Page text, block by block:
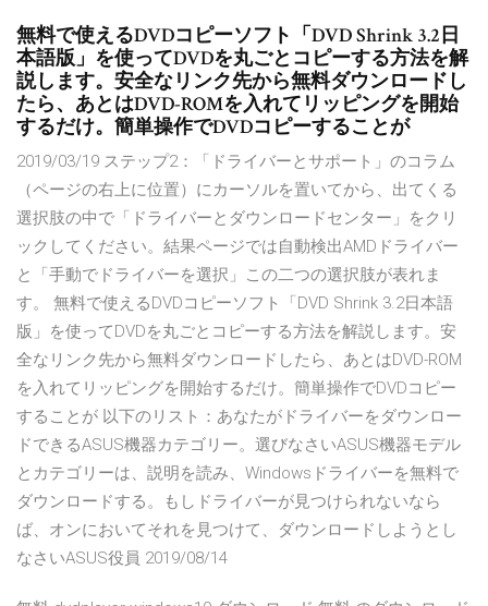
無料で使えるDVDコピーソフト「DVD Shrink 3.2日
本語版」を使ってDVDを丸ごとコピーする方法を解
説します。安全なリンク先から無料ダウンロードし
たら、あとはDVD-ROMを入れてリッピングを開始
するだけ。簡単操作でDVDコピーすることが
2019/03/19 ステップ2：「ドライバーとサポート」のコラム
（ページの右上に位置）にカーソルを置いてから、出てくる
選択肢の中で「ドライバーとダウンロードセンター」をクリ
ックしてください。結果ページでは自動検出AMDドライバー
と「手動でドライバーを選択」この二つの選択肢が表れま
す。 無料で使えるDVDコピーソフト「DVD Shrink 3.2日本語
版」を使ってDVDを丸ごとコピーする方法を解説します。安
全なリンク先から無料ダウンロードしたら、あとはDVD-ROM
を入れてリッピングを開始するだけ。簡単操作でDVDコピー
することが 以下のリスト：あなたがドライバーをダウンロー
ドできるASUS機器カテゴリー。選びなさいASUS機器モデル
とカテゴリーは、説明を読み、Windowsドライバーを無料で
ダウンロードする。もしドライバーが見つけられないなら
ば、オンにおいてそれを見つけて、ダウンロードしようとし
なさいASUS役員 2019/08/14